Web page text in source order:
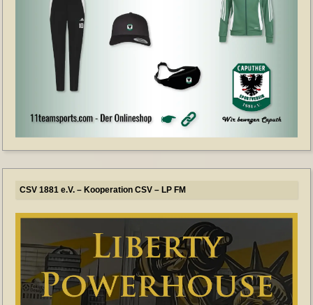
CSV 1881 e.V. – Kooperation CSV – LP FM